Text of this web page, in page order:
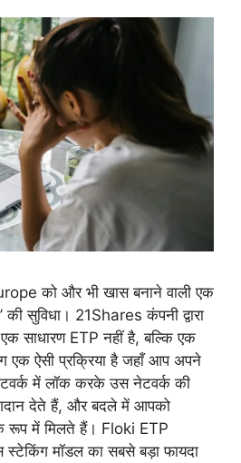
को और भी खास बनाने वाली एक
की सुविधा। 21Shares कंपनी द्वारा
साधारण ETP नहीं है, बल्कि एक
एक ऐसी प्रक्रिया है जहाँ आप अपने
में लॉक करके उस नेटवर्क की
देते हैं, और बदले में आपको
रूप में मिलते हैं। Floki ETP
मॉडल का सबसे बड़ा फायदा